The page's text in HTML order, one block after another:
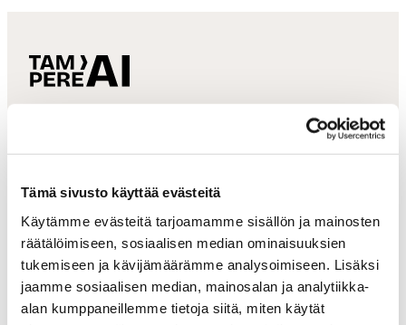
Tämä sivusto käyttää evästeitä
Käytämme evästeitä tarjoamamme sisällön ja mainosten
räätälöimiseen, sosiaalisen median ominaisuuksien
tukemiseen ja kävijämäärämme analysoimiseen. Lisäksi
jaamme sosiaalisen median, mainosalan ja analytiikka-
alan kumppaneillemme tietoja siitä, miten käytät
Tampere AI
About Ecosystem
Ecosystem Members
Ecosystem Services
Why Tampere